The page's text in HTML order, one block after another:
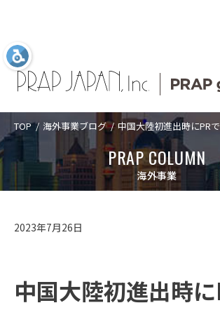
プラ
につ
パンの
ご支援の
サー
企業
役員紹介
新着
ABOUT US プラップジャパンについて
プラップジャパンの特長
業種
SEMINARS
TOP 海外事業ブログ 中国大陸初進出時にPR
PRAP COLUMN
海外事業
2023年7月26日
中国大陸初進出時